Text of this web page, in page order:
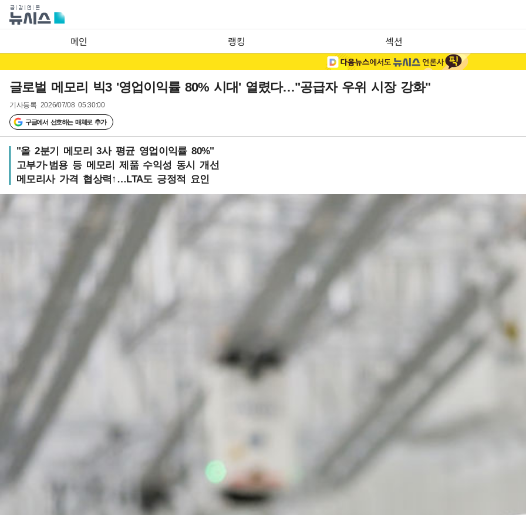
메인 랭킹 섹션
글로벌 메모리 빅3 '영업이익률 80% 시대' 열렸다…"공급자 우위 시장 강화"
기사등록 2026/07/08 05:30:00
구글에서 선호하는 매체로 추가
"올 2분기 메모리 3사 평균 영업이익률 80%"
고부가·범용 등 메모리 제품 수익성 동시 개선
메모리사 가격 협상력↑…LTA도 긍정적 요인